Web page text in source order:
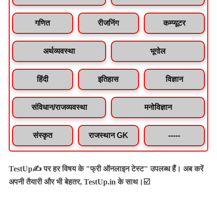
गणित रीजनिंग कम्प्यूटर
अर्थव्यवस्था भूगोल
हिंदी इतिहास विज्ञान
संविधान/राजव्यवस्था मनोविज्ञान
संस्कृत राजस्थान GK -----
TestUp✍️ पर हर विषय के "फ्री ऑनलाइन टेस्ट" उपलब्ध हैं। अब करें
अपनी तैयारी और भी बेहतर, TestUp.in के साथ।☑️